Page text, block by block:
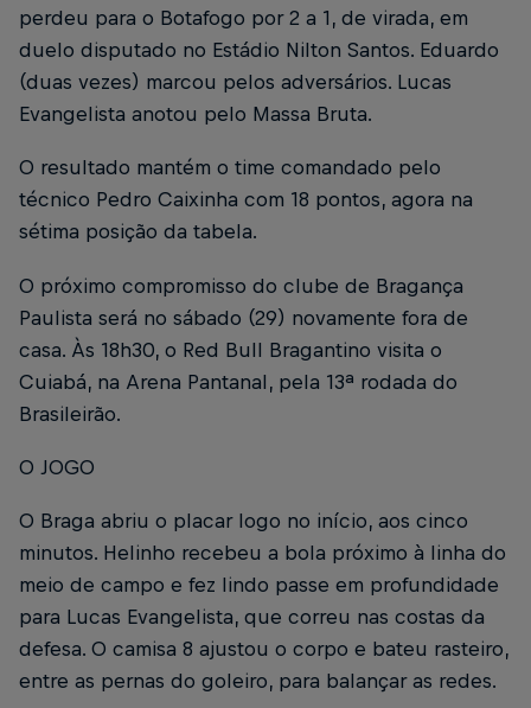
perdeu para o Botafogo por 2 a 1, de virada, em
duelo disputado no Estádio Nilton Santos. Eduardo
(duas vezes) marcou pelos adversários. Lucas
Evangelista anotou pelo Massa Bruta.
O resultado mantém o time comandado pelo
técnico Pedro Caixinha com 18 pontos, agora na
sétima posição da tabela.
O próximo compromisso do clube de Bragança
Paulista será no sábado (29) novamente fora de
casa. Às 18h30, o Red Bull Bragantino visita o
Cuiabá, na Arena Pantanal, pela 13ª rodada do
Brasileirão.
O JOGO
O Braga abriu o placar logo no início, aos cinco
minutos. Helinho recebeu a bola próximo à linha do
meio de campo e fez lindo passe em profundidade
para Lucas Evangelista, que correu nas costas da
defesa. O camisa 8 ajustou o corpo e bateu rasteiro,
entre as pernas do goleiro, para balançar as redes.